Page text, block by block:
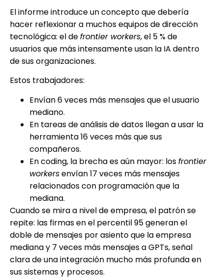
El informe introduce un concepto que debería
hacer reflexionar a muchos equipos de dirección
tecnológica: el defrontier workers, el 5 % de
usuarios que más intensamente usan la IA dentro
de sus organizaciones.
Estos trabajadores:
Envían 6 veces más mensajes que el usuario
mediano.
En tareas de análisis de datos llegan a usar la
herramienta 16 veces más que sus
compañeros.
En coding, la brecha es aún mayor: losfrontier
workersenvían 17 veces más mensajes
relacionados con programación que la
mediana.
Cuando se mira a nivel de empresa, el patrón se
repite: las firmas en el percentil 95 generan el
doble de mensajes por asiento que la empresa
mediana y 7 veces más mensajes a GPTs, señal
clara de una integración mucho más profunda en
sus sistemas y procesos.